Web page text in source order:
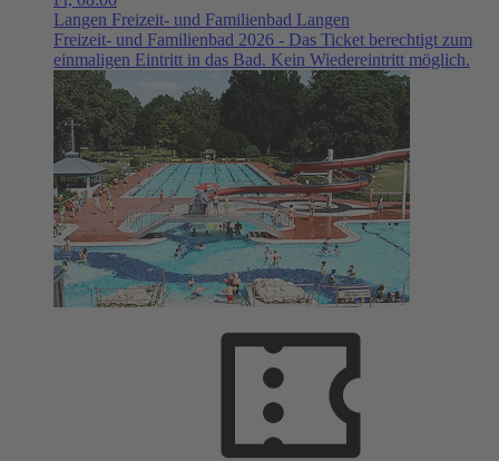
Langen Freizeit- und Familienbad Langen
Freizeit- und Familienbad 2026 - Das Ticket berechtigt zum
einmaligen Eintritt in das Bad. Kein Wiedereintritt möglich.